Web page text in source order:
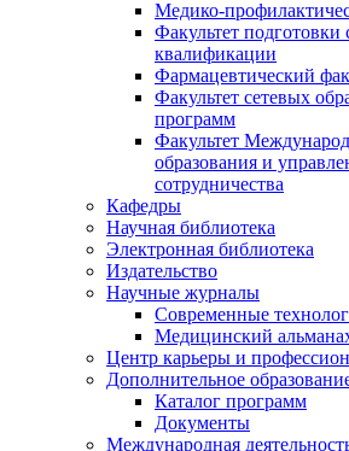
Медико-
Факультет
квалификации
Фармацевтический
Факультет сетевых
программ
Факультет
образования и
сотрудничества
Кафедры
Научная библиотека
Электронная библиотека
Издательство
Научные журналы
Современные
Медицинский
Центр карьеры и
Дополнительное
Каталог программ
Документы
Международная